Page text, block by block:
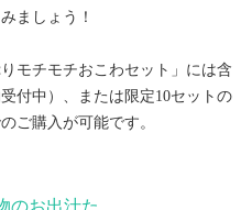
ましょう！
モチモチおこわセット」には含
付中）、または限定10セットの
ご購入が可能です。
のお出汁た